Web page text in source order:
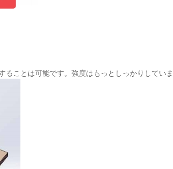
ることは可能です。 強度はもっとしっかりしていま